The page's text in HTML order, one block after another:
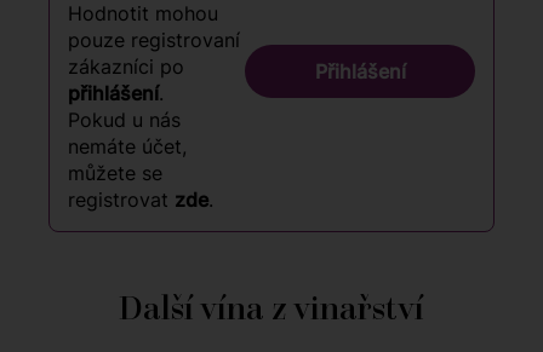
Hodnotit mohou
pouze registrovaní
zákazníci po
přihlášení.
Pokud u nás
nemáte účet,
můžete se
registrovat zde.
Přihlášení
Další vína z vinařství